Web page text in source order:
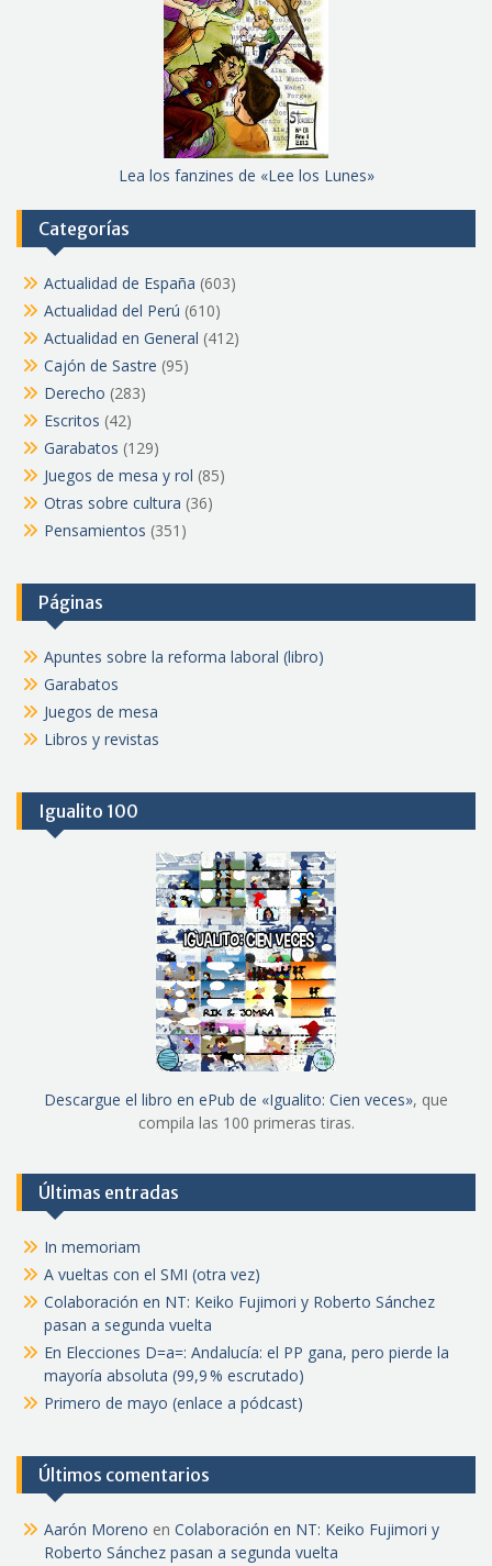
Lea los fanzines de «Lee los Lunes»
Categorías
Actualidad de España (603)
Actualidad del Perú (610)
Actualidad en General (412)
Cajón de Sastre (95)
Derecho (283)
Escritos (42)
Garabatos (129)
Juegos de mesa y rol (85)
Otras sobre cultura (36)
Pensamientos (351)
Páginas
Apuntes sobre la reforma laboral (libro)
Garabatos
Juegos de mesa
Libros y revistas
Igualito 100
Descargue el libro en ePub de «Igualito: Cien veces», que
compila las 100 primeras tiras.
Últimas entradas
In memoriam
A vueltas con el SMI (otra vez)
Colaboración en NT: Keiko Fujimori y Roberto Sánchez
pasan a segunda vuelta
En Elecciones D=a=: Andalucía: el PP gana, pero pierde la
mayoría absoluta (99,9 % escrutado)
Primero de mayo (enlace a pódcast)
Últimos comentarios
Aarón Moreno en Colaboración en NT: Keiko Fujimori y
Roberto Sánchez pasan a segunda vuelta